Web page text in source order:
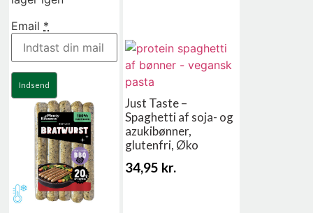
Email *
Indsend
Just Taste –
Spaghetti af soja- og
azukibønner,
glutenfri, Øko
34,95 kr.